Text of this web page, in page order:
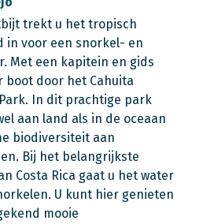
trekt u het tropisch
in voor een snorkel- en
Met een kapitein en gids
boot door het Cahuita
In dit prachtige park
aan land als in de oceaan
biodiversiteit aan
Bij het belangrijkste
Costa Rica gaat u het water
U kunt hier genieten
mooie